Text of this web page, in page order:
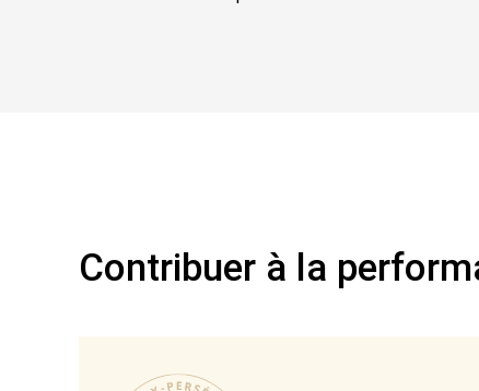
Contribuer à la